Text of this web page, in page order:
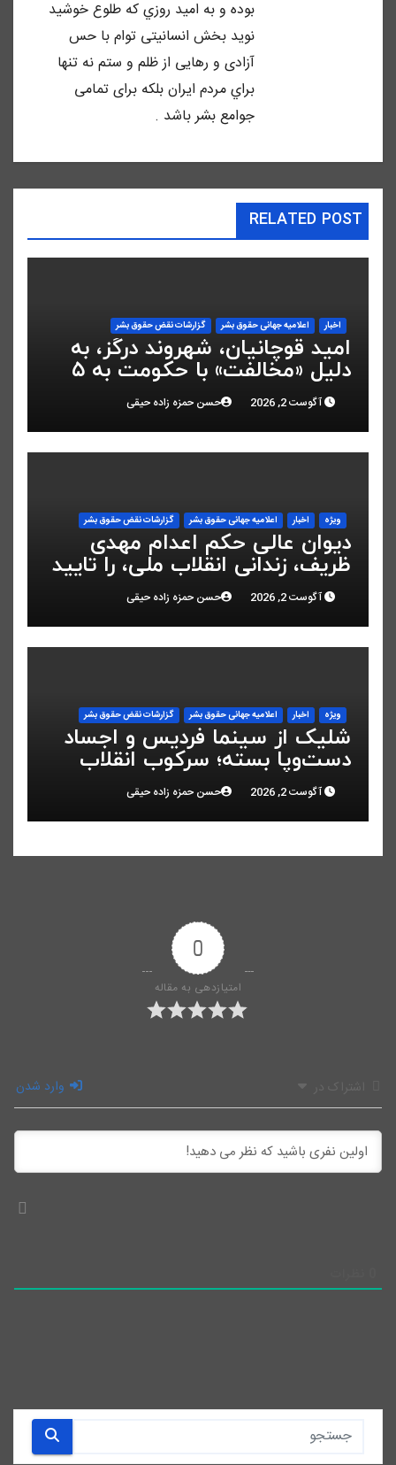
بوده و به اميد روزي كه طلوع خوشيد
نويد بخش انسانيتى توام با حس
آزادى و رهايى از ظلم و ستم نه تنها
براي مردم ايران بلكه براى تمامى
جوامع بشر باشد .
RELATED POST
اخبار اعلاميه جهانی حقوق بشر گزارشات نقض حقوق بشر
امید قوچانیان، شهروند درگز، به
دلیل «مخالفت» با حکومت به ۵
سال زندان محکوم شد
آگوست 2, 2026 حسن حمزه زاده حیقی
ویژه اخبار اعلاميه جهانی حقوق بشر گزارشات نقض حقوق بشر
دیوان عالی حکم اعدام مهدی
ظریف، زندانی انقلاب ملی، را تایید
کردآگوست 2, 2026 حسن حمزه زاده حیقی
ویژه اخبار اعلاميه جهانی حقوق بشر گزارشات نقض حقوق بشر
شلیک از سینما فردیس و اجساد
دست‌وپا بسته؛ سرکوب انقلاب
ملی در البرز
آگوست 2, 2026 حسن حمزه زاده حیقی
0
امتیازدهی به مقاله
اشتراک در وارد شدن